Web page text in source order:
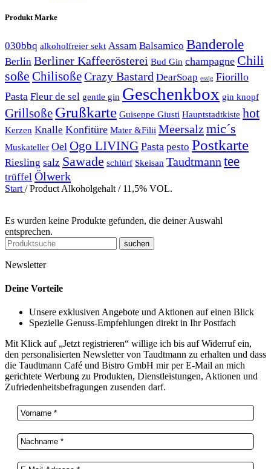
Produkt Marke
030bbq alkoholfreier sekt Assam Balsamico Banderole
Berlin Berliner Kaffeerösterei Bud Gin champagne Chili
soße ChilisoßeCrazy Bastard DearSoap essig Fiorillo
Pasta Fleur de sel gentle gin Geschenkbox gin knopf
Grillsoße Grußkarte Guiseppe Giusti Hauptstadtkiste hot
Kerzen Knalle Konfitüre Mater &Filii Meersalzmic´s
Muskateller Oel Ogo LIVING Pasta pesto Postkarte
Riesling salz Sawade schlürf Skeisan Taudtmann tee
trüffel Ölwerk
Start / Product Alkoholgehalt / 11,5% VOL.
Es wurden keine Produkte gefunden, die deiner Auswahl
entsprechen.
suchen
Newsletter
Deine Vorteile
Unsere exklusiven Angebote und Aktionen auf einen Blick
Spezielle Genuss-Empfehlungen direkt in Ihr Postfach
Mit Klick auf „Jetzt registrieren“ willige ich bis auf Widerruf ein,
den personalisierten Newsletter von Taudtmann zu erhalten und dass
die Taudtmann Café und Bistro GmbH mir per E-Mail an mich
gerichtete Werbung zu Produkten, Dienstleistungen, Aktionen und
Zufriedenheitsbefragungen zusenden darf.